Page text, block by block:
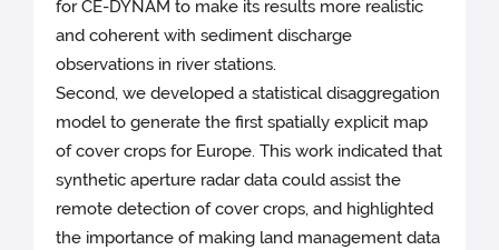
for CE-DYNAM to make its results more realistic
and coherent with sediment discharge
observations in river stations.
Second, we developed a statistical disaggregation
model to generate the first spatially explicit map
of cover crops for Europe. This work indicated that
synthetic aperture radar data could assist the
remote detection of cover crops, and highlighted
the importance of making land management data